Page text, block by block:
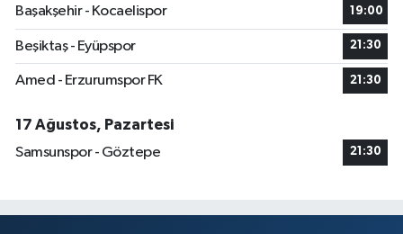
Başakşehir - Kocaelispor
19:00
Beşiktaş - Eyüpspor 21:30
Amed - Erzurumspor FK 21:30
17 Ağustos, Pazartesi
Samsunspor - Göztepe
21:30